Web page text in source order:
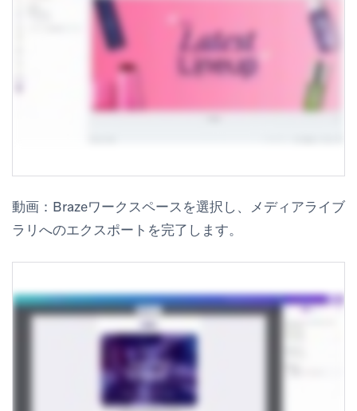
動画：Brazeワークスペースを選択し、メディアライブ
ラリへのエクスポートを完了します。